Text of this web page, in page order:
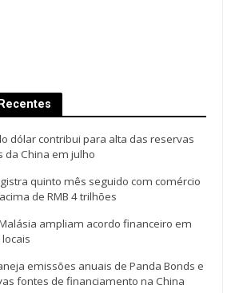
dólar contribui para alta das reservas
da China em julho
quinto mês seguido com comércio
de RMB 4 trilhões
ampliam acordo financeiro em
emissões anuais de Panda Bonds e
fontes de financiamento na China